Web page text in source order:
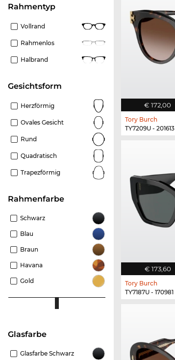
Rahmentyp
Vollrand
Rahmenlos
Halbrand
Gesichtsform
Herzförmig
Ovales Gesicht
Rund
Quadratisch
Trapezförmig
Rahmenfarbe
Schwarz
Blau
Braun
Havana
Gold
Glasfarbe
Glasfarbe Schwarz
€ 172,00
Tory Burch
TY7209U - 201613
€ 173,60
Tory Burch
TY7187U - 170981